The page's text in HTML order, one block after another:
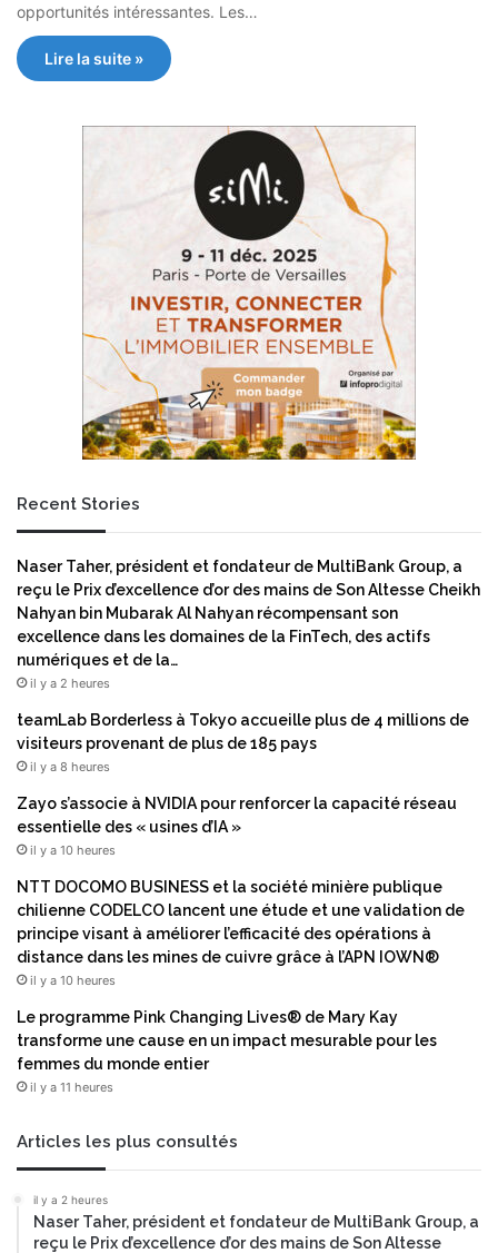
opportunités intéressantes. Les…
Lire la suite »
Recent Stories
Naser Taher, président et fondateur de MultiBank Group, a
reçu le Prix d’excellence d’or des mains de Son Altesse Cheikh
Nahyan bin Mubarak Al Nahyan récompensant son
excellence dans les domaines de la FinTech, des actifs
numériques et de la…
il y a 2 heures
teamLab Borderless à Tokyo accueille plus de 4 millions de
visiteurs provenant de plus de 185 pays
il y a 8 heures
Zayo s’associe à NVIDIA pour renforcer la capacité réseau
essentielle des « usines d’IA »
il y a 10 heures
NTT DOCOMO BUSINESS et la société minière publique
chilienne CODELCO lancent une étude et une validation de
principe visant à améliorer l’efficacité des opérations à
distance dans les mines de cuivre grâce à l’APN IOWN®
il y a 10 heures
Le programme Pink Changing Lives® de Mary Kay
transforme une cause en un impact mesurable pour les
femmes du monde entier
il y a 11 heures
Articles les plus consultés
il y a 2 heures
Naser Taher, président et fondateur de MultiBank Group, a
reçu le Prix d’excellence d’or des mains de Son Altesse